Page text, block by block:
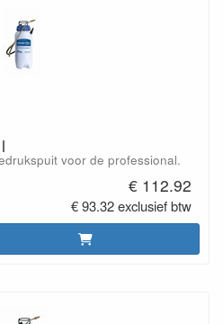
voor de professional.
€ 112.92
€ 93.32 exclusief btw